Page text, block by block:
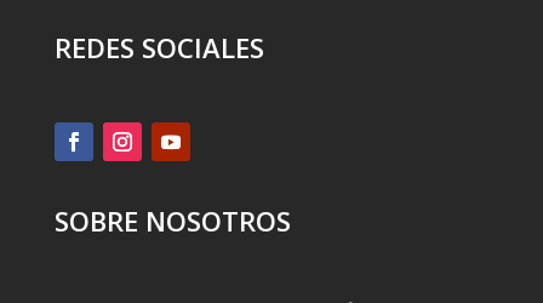
REDES SOCIALES
SOBRE NOSOTROS